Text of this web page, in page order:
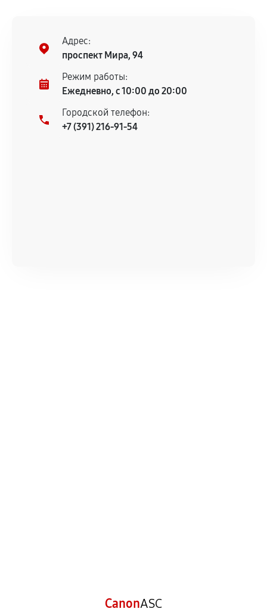
центром.
При этом гарантия на сами комплектующие
продавца. За качество сторонних деталей
сервисный центр ответственности не несет.
Адрес:
проспект Мира, 94
Режим работы:
Ежедневно, с 10:00 до 20:00
Городской телефон:
+7 (391) 216-91-54
CanonASC